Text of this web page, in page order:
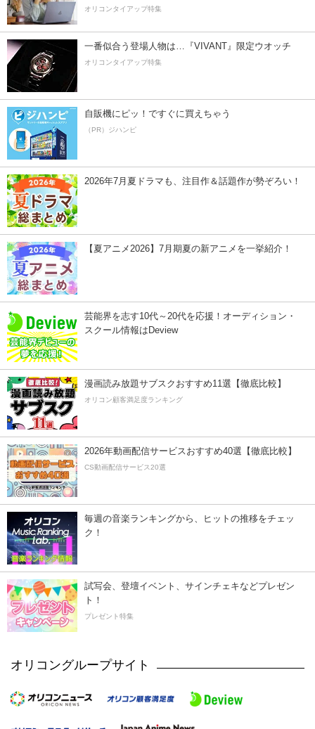
オリコンタイアップ特集
一番似合う登場人物は…『VIVANT』限定ウオッチ
オリコンタイアップ特集
自販機にピッ！ですぐに買えちゃう
（PR）ジハンピ
2026年7月夏ドラマも、注目作＆話題作が勢ぞろい！
【夏アニメ2026】7月期夏の新アニメを一挙紹介！
芸能界を志す10代～20代を応援！オーディション・
スクール情報はDeview
漫画読み放題サブスクおすすめ11選【徹底比較】
オリコン顧客満足度ランキング
2026年動画配信サービスおすすめ40選【徹底比較】
CS動画配信サービス20選
毎週の音楽ランキングから、ヒットの推移をチェッ
ク！
試写会、登壇イベント、サインチェキなどプレゼン
ト！
プレゼント特集
オリコングループサイト